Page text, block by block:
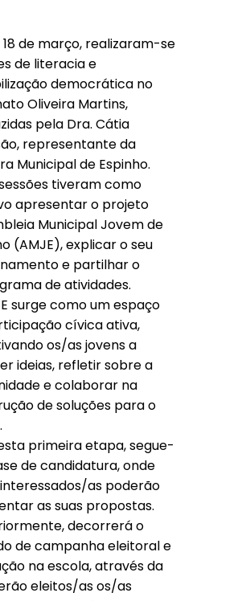
18 de março, realizaram-se
de literacia e
democrática no
Oliveira Martins,
pela Dra. Cátia
representante da
Municipal de Espinho.
tiveram como
apresentar o projeto
Municipal Jovem de
(AMJE), explicar o seu
e partilhar o
de atividades.
surge como um espaço
cívica ativa,
os/as jovens a
ideias, refletir sobre a
e colaborar na
de soluções para o
primeira etapa, segue-
de candidatura, onde
as poderão
as suas propostas.
decorrerá o
de campanha eleitoral e
na escola, através da
eleitos/as os/as